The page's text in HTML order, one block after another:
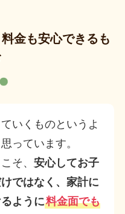
金も安心できるも
いくものというよ
っています。
そ、 安心してお子
ではなく、家計に
ように料金面でも